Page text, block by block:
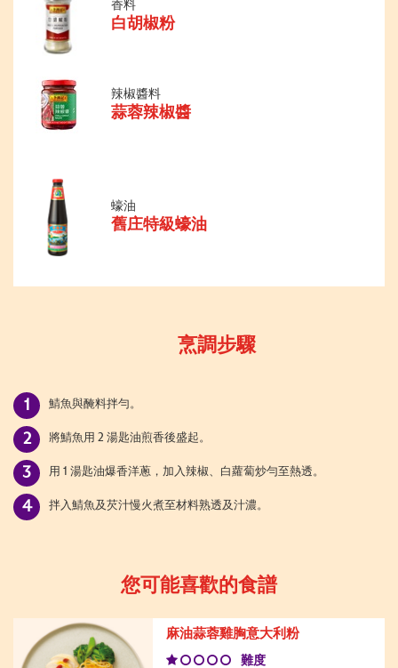
香料
白胡椒粉
辣椒醬料
蒜蓉辣椒醬
蠔油
舊庄特級蠔油
烹調步驟
鯖魚與醃料拌勻。
將鯖魚用 2 湯匙油煎香後盛起。
用 1 湯匙油爆香洋蔥，加入辣椒、白蘿蔔炒勻至熱透。
拌入鯖魚及芡汁慢火煮至材料熟透及汁濃。
您可能喜歡的食譜
麻油蒜蓉雞胸意大利粉
難度